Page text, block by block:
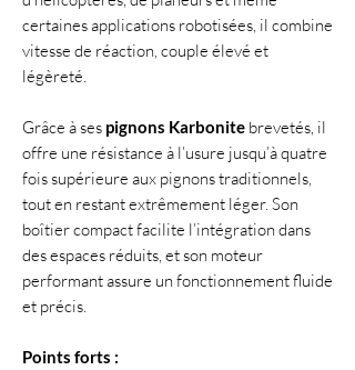
certaines applications robotisées, il combine
vitesse de réaction, couple élevé et
légèreté.
Grâce à ses pignons Karbonite brevetés, il
offre une résistance à l’usure jusqu’à quatre
fois supérieure aux pignons traditionnels,
tout en restant extrêmement léger. Son
boîtier compact facilite l’intégration dans
des espaces réduits, et son moteur
performant assure un fonctionnement fluide
et précis.
Points forts :